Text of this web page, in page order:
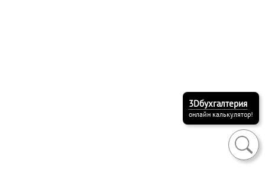
3Dбухгалтерия
онлайн калькулятор!